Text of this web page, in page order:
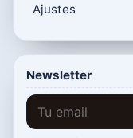
Ajustes
Newsletter